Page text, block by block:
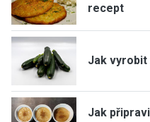
recept
Jak
Jak